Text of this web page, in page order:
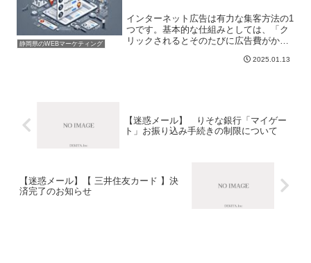
静岡県のWEBマーケティング
インターネット広告は有力な集客方法の1
つです。基本的な仕組みとしては、「ク
リックされるとそのたびに広告費がかか
そしてどの順位に広告が表示されるのか
2025.01.13
【迷惑メール】 りそな銀行「マイゲー
ト」お振り込み手続きの制限について
【迷惑メール】【 三井住友カード 】決
済完了のお知らせ